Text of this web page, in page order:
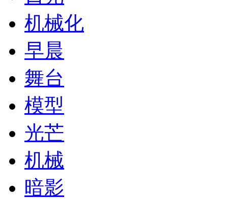
机械化
早晨
舞台
模型
光芒
机械
暗影